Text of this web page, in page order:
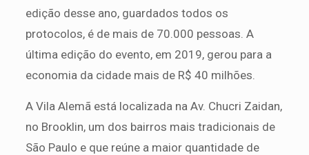
edição desse ano, guardados todos os
protocolos, é de mais de 70.000 pessoas. A
última edição do evento, em 2019, gerou para a
economia da cidade mais de R$ 40 milhões.
A Vila Alemã está localizada na Av. Chucri Zaidan,
no Brooklin, um dos bairros mais tradicionais de
São Paulo e que reúne a maior quantidade de